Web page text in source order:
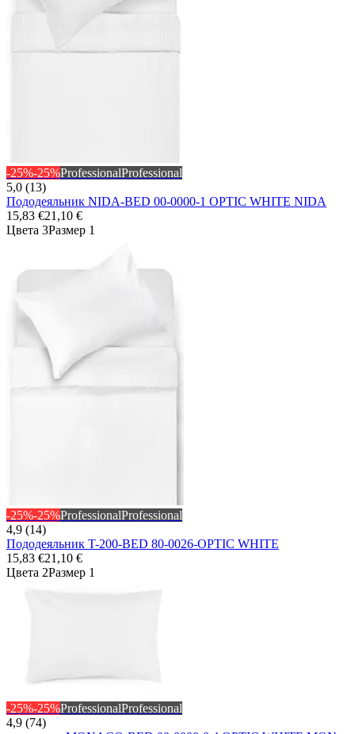
-25%-25%ProfessionalProfessional
5,0 (13)
Пододеяльник NIDA-BED 00-0000-1 OPTIC WHITE NIDA
15,83 €21,10 €
Цвета 3Размер 1
-25%-25%ProfessionalProfessional
4,9 (14)
Пододеяльник T-200-BED 80-0026-OPTIC WHITE
15,83 €21,10 €
Цвета 2Размер 1
-25%-25%ProfessionalProfessional
4,9 (74)